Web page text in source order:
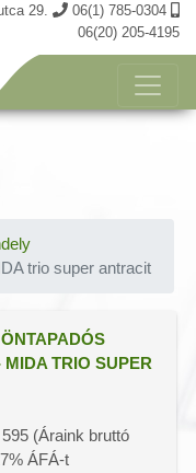
29.
06(1) 785-0304
06(20) 205-4195
trio super antracit
MIDA TRIO SUPER
(Áraink bruttó
ÁFÁ-t